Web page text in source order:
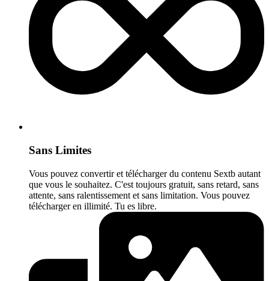
Sans Limites
Vous pouvez convertir et télécharger du contenu Sextb autant
que vous le souhaitez. C'est toujours gratuit, sans retard, sans
attente, sans ralentissement et sans limitation. Vous pouvez
télécharger en illimité. Tu es libre.